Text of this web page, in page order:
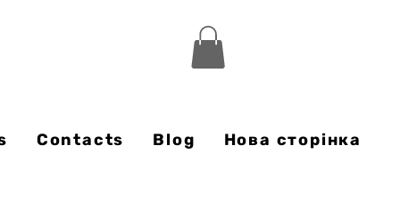
Contacts Blog Нова сторінка